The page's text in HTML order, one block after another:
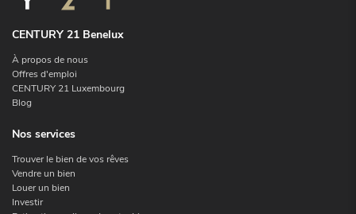
CENTURY 21 Benelux
À propos de nous
Offres d'emploi
CENTURY 21 Luxembourg
Blog
Nos services
Trouver le bien de vos rêves
Vendre un bien
Louer un bien
Investir